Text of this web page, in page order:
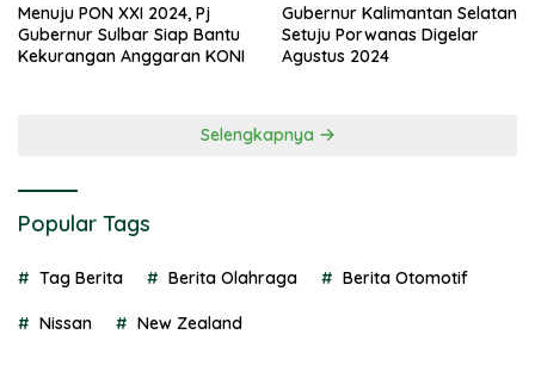
Menuju PON XXI 2024, Pj
Gubernur Sulbar Siap Bantu
Kekurangan Anggaran KONI
Gubernur Kalimantan Selatan
Setuju Porwanas Digelar
Agustus 2024
Selengkapnya
Popular Tags
Tag Berita Berita Olahraga Berita Otomotif
Nissan New Zealand